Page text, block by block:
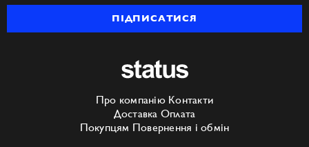
ПІДПИСАТИСЯ
Про компанію Контакти
Доставка Оплата
Покупцям Повернення і обмін